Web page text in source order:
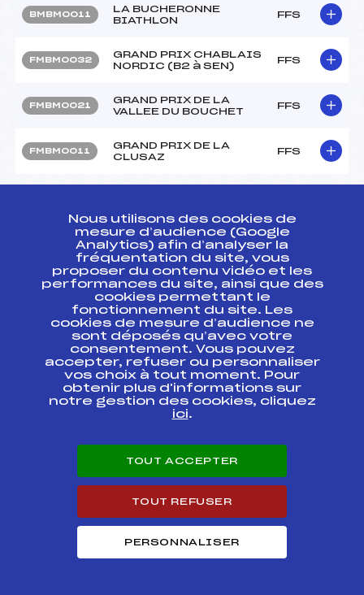
BMBM0011
LA BUCHERONNE
BIATHLON
FFS
FMBM0032
GRAND PRIX CHABLAIS
NORDIC (B2 à SEN)
FFS
FMBM0021
GRAND PRIX DE LA
VALLEE DU BOUCHET
FFS
FMBM0011
GRAND PRIX DE LA
CLUSAZ
FFS
FOND – CRITERIUM REGIONAL MT BLANC
2013 MINIMES 1 GARCONS
Résultats Nordique 2012
Codex Course Cat.
FMBM0121
PAYS ROCHOIS
FFS
FMBM0111
SOMMAND (B2) / CHAL.
MADSHUS
FFS
Nous utilisons des cookies de
mesure d’audience (Google
Analytics) afin d’analyser la
fréquentation du site, vous
proposer du contenu vidéo et les
performances du site, ainsi que des
cookies permettant le
fonctionnement du site. Les
cookies de mesure d’audience ne
sont déposés qu’avec votre
consentement. Vous pouvez
accepter, refuser ou personnaliser
vos choix à tout moment. Pour
obtenir plus d'informations sur
notre gestion des cookies, cliquez
ici.
TOUT ACCEPTER
TOUT REFUSER
PERSONNALISER